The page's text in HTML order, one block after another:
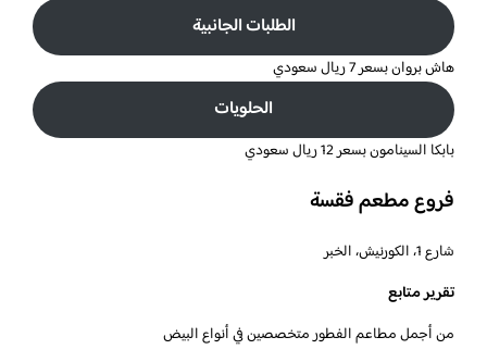
الطلبات الجانبية
هاش بروان بسعر 7 ريال سعودي
الحلويات
بابكا السينامون بسعر 12 ريال سعودي
فروع مطعم فقسة
شارع 1، الكورنيش، الخبر
تقرير متابع
من أجمل مطاعم الفطور متخصصين في أنواع البيض